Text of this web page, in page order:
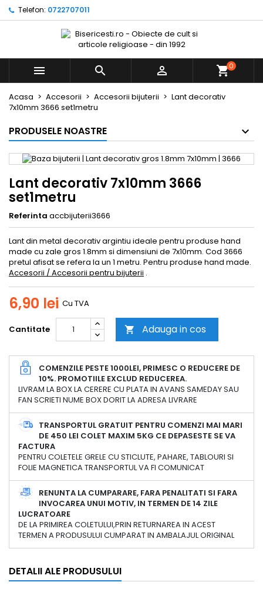
Telefon: 0722707011
   0
Acasa Accesorii Accesorii bijuterii
Lant decorativ
7x10mm 3666 set1metru
PRODUSELE NOASTRE
Lant decorativ 7x10mm 3666
set1metru
Referinta accbijuterii3666
Lant din metal decorativ argintiu ideale pentru produse hand
made cu zale gros 1.8mm si dimensiuni de 7x10mm. Cod 3666
pretul afisat se refera la un 1 metru. Pentru produse hand made.
Accesorii / Accesorii pentru bijuterii .
6,90 lei Cu TVA
Cantitate  Adauga in cos
COMENZILE PESTE 1000LEI, PRIMESC O REDUCERE DE
10%. PROMOTIILE EXCLUD REDUCEREA.
LIVRAM LA BOX LA CERERE CU PLATA IN AVANS SAMEDAY SAU
FAN SCRIETI NUME BOX DORIT LA ADRESA LIVRARE
TRANSPORTUL GRATUIT PENTRU COMENZI MAI MARI
DE 450 LEI COLET MAXIM 5KG CE DEPASESTE SE VA
FACTURA
PENTRU COLETELE GRELE CU STICLUTE, PAHARE, TABLOURI SI
FOLIE MAGNETICA TRANSPORTUL VA FI COMUNICAT
RENUNTA LA CUMPARARE, FARA PENALITATI SI FARA
INVOCAREA UNUI MOTIV, IN TERMEN DE 14 ZILE
LUCRATOARE
DE LA PRIMIREA COLETULUI,PRIN RETURNAREA IN ACEST
TERMEN A PRODUSULUI CUMPARAT IN AMBALAJUL ORIGINAL
DETALII ALE PRODUSULUI